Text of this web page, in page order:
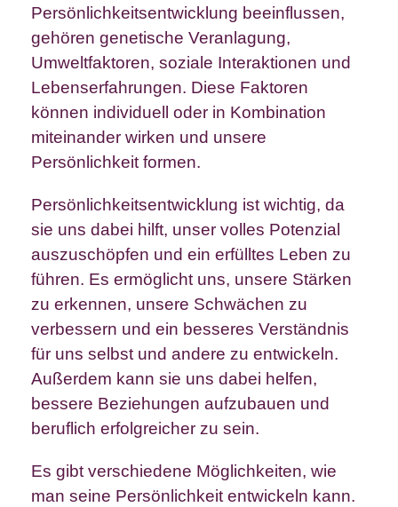
Persönlichkeitsentwicklung beeinflussen,
gehören genetische Veranlagung,
Umweltfaktoren, soziale Interaktionen und
Lebenserfahrungen. Diese Faktoren
können individuell oder in Kombination
miteinander wirken und unsere
Persönlichkeit formen.
Persönlichkeitsentwicklung ist wichtig, da
sie uns dabei hilft, unser volles Potenzial
auszuschöpfen und ein erfülltes Leben zu
führen. Es ermöglicht uns, unsere Stärken
zu erkennen, unsere Schwächen zu
verbessern und ein besseres Verständnis
für uns selbst und andere zu entwickeln.
Außerdem kann sie uns dabei helfen,
bessere Beziehungen aufzubauen und
beruflich erfolgreicher zu sein.
Es gibt verschiedene Möglichkeiten, wie
man seine Persönlichkeit entwickeln kann.